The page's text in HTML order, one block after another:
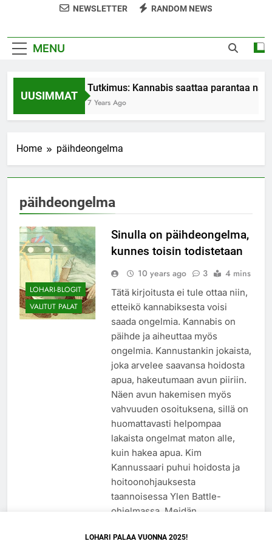
NEWSLETTER RANDOM NEWS
MENU
UUSIMMAT
Tutkimus: Kannabis saattaa parantaa
7 Years Ago
Home päihdeongelma
päihdeongelma
LOHARI-BLOGIT
VALITUT PALAT
Sinulla on päihdeongelma,
kunnes toisin todistetaan
10 years ago 3 4 mins
Tätä kirjoitusta ei tule ottaa niin,
etteikö kannabiksesta voisi
saada ongelmia. Kannabis on
päihde ja aiheuttaa myös
ongelmia. Kannustankin jokaista,
joka arvelee saavansa hoidosta
apua, hakeutumaan avun piiriin.
Näen avun hakemisen myös
vahvuuden osoituksena, sillä on
huomattavasti helpompaa
lakaista ongelmat maton alle,
kuin hakea apua. Kim
Kannussaari puhui hoidosta ja
hoitoonohjauksesta
taannoisessa Ylen Battle-
ohjelmassa. Meidän…
LOHARI PALAA VUONNA 2025!